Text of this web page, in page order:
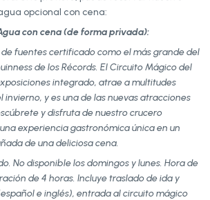
opcional con cena:
con cena (de forma privada):
fuentes certificado como el más grande del
de los Récords. El Circuito Mágico del
integrado, atrae a multitudes
invierno, y es una de las nuevas atracciones
y disfruta de nuestro crucero
experiencia gastronómica única en un
de una deliciosa cena.
No disponible los domingos y lunes. Hora de
de 4 horas. Incluye traslado de ida y
e inglés), entrada al circuito mágico